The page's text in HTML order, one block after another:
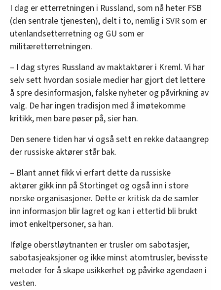
I dag er etterretningen i Russland, som nå heter FSB
(den sentrale tjenesten), delt i to, nemlig i SVR som er
utenlandsetterretning og GU som er
militæretterretningen.
– I dag styres Russland av maktaktører i Kreml. Vi har
selv sett hvordan sosiale medier har gjort det lettere
å spre desinformasjon, falske nyheter og påvirkning av
valg. De har ingen tradisjon med å imøtekomme
kritikk, men bare pøser på, sier han.
Den senere tiden har vi også sett en rekke dataangrep
der russiske aktører står bak.
– Blant annet fikk vi erfart dette da russiske
aktører gikk inn på Stortinget og også inn i store
norske organisasjoner. Dette er kritisk da de samler
inn informasjon blir lagret og kan i ettertid bli brukt
imot enkeltpersoner, sa han.
Ifølge oberstløytnanten er trusler om sabotasjer,
sabotasjeaksjoner og ikke minst atomtrusler, bevisste
metoder for å skape usikkerhet og påvirke agendaen i
vesten.